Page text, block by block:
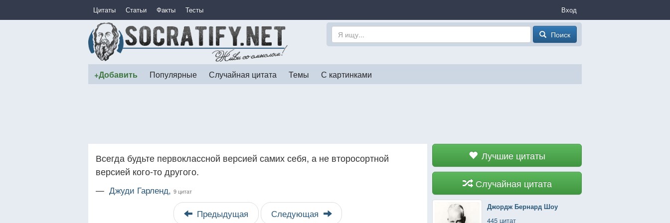
Цитаты Статьи Факты Тесты Вход
Поиск
+Добавить Популярные Случайная цитата Темы С картинками
Лучшие цитаты
Случайная цитата
Джордж Бернард Шоу
445 цитат
Всегда будьте первоклассной версией самих себя, а не второсортной
версией кого-то другого.
— Джуди Гарленд, 9 цитат
Предыдущая Следующая